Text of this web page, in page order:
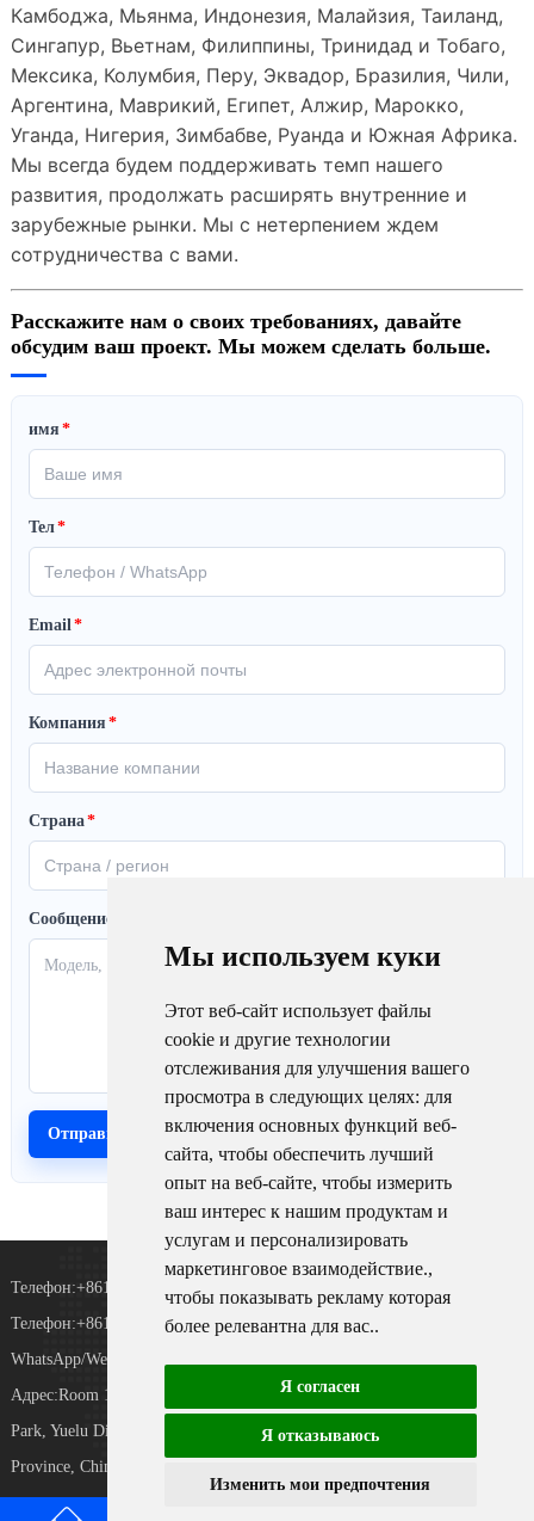
Мы используем куки
Этот веб-сайт использует файлы
cookie и другие технологии
отслеживания для улучшения вашего
просмотра в следующих целях: для
включения основных функций веб-
сайта, чтобы обеспечить лучший
опыт на веб-сайте, чтобы измерить
ваш интерес к нашим продуктам и
услугам и персонализировать
маркетинговое взаимодействие.,
чтобы показывать рекламу которая
более релевантна для вас..
Я согласен
Я отказываюсь
Изменить мои предпочтения
Камбоджа, Мьянма, Индонезия, Малайзия, Таиланд,
Сингапур, Вьетнам, Филиппины, Тринидад и Тобаго,
Мексика, Колумбия, Перу, Эквадор, Бразилия, Чили,
Аргентина, Маврикий, Египет, Алжир, Марокко,
Уганда, Нигерия, Зимбабве, Руанда и Южная Африка.
Мы всегда будем поддерживать темп нашего
развития, продолжать расширять внутренние и
зарубежные рынки. Мы с нетерпением ждем
сотрудничества с вами.
Расскажите нам о своих требованиях, давайте
обсудим ваш проект. Мы можем сделать больше.
имя *
Тел*
Email*
Компания *
Страна*
Сообщение
TiKToK
Телефон:+8615367865107
Телефон:+8618073152920
WhatsApp/WeChat：+8615367865107
Адрес:Room 102, District D, Houhu Industrial
Park, Yuelu District, Changsha City, Hunan
Province, China